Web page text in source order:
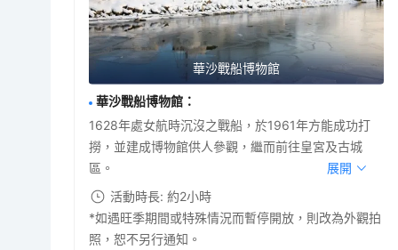
華沙戰船博物館
華沙戰船博物館 ：
1628年處女航時沉沒之戰船，於1961年方能成功打
撈，並建成博物館供人參觀，繼而前往皇宮及古城
區。
展開
活動時長: 約2小時
*如遇旺季期間或特殊情況而暫停開放，則改為外觀拍
照，恕不另行通知。